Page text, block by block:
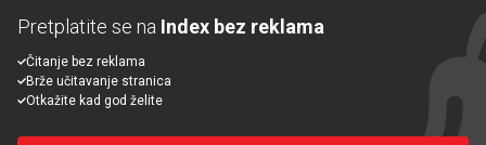
Oglašavanje Zaposli se na Indexu
korištenja
Postavke kolačića
Pretplatite se na Index bez reklama
Čitanje bez reklama
Brže učitavanje stranica
Otkažite kad god želite